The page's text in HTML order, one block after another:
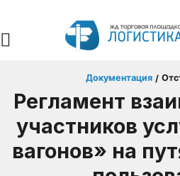
Документация /
Регламент
участников
вагонов» на